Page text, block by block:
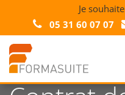
Je
05 31 60 07 07